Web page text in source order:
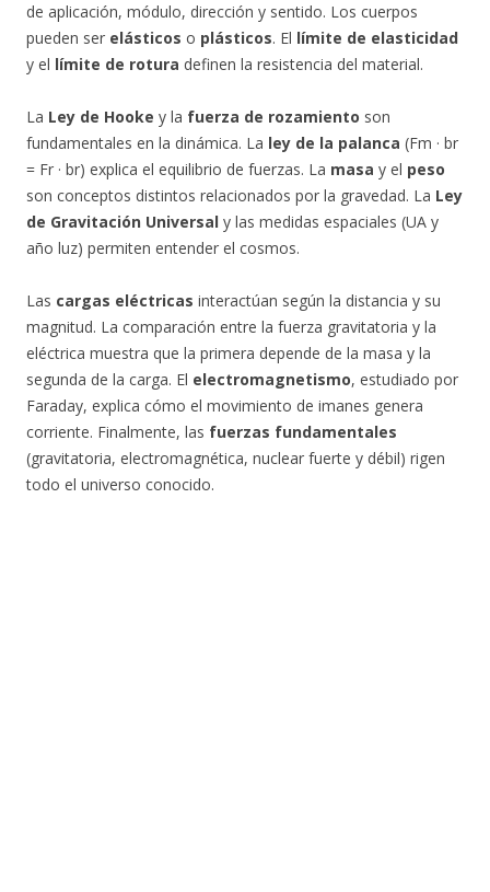
de aplicación, módulo, dirección y sentido. Los cuerpos
pueden ser elásticos o plásticos. El límite de elasticidad
y el límite de rotura definen la resistencia del material.
La Ley de Hooke y la fuerza de rozamiento son
fundamentales en la dinámica. La ley de la palanca (Fm · br
= Fr · br) explica el equilibrio de fuerzas. La masa y el peso
son conceptos distintos relacionados por la gravedad. La Ley
de Gravitación Universal y las medidas espaciales (UA y
año luz) permiten entender el cosmos.
Las cargas eléctricas interactúan según la distancia y su
magnitud. La comparación entre la fuerza gravitatoria y la
eléctrica muestra que la primera depende de la masa y la
segunda de la carga. El electromagnetismo, estudiado por
Faraday, explica cómo el movimiento de imanes genera
corriente. Finalmente, las fuerzas fundamentales
(gravitatoria, electromagnética, nuclear fuerte y débil) rigen
todo el universo conocido.